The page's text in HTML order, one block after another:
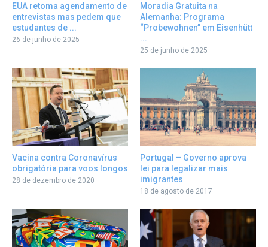
EUA retoma agendamento de
entrevistas mas pedem que
estudantes de ...
26 de junho de 2025
Moradia Gratuita na
Alemanha: Programa
“Probewohnen” em Eisenhütt
...
25 de junho de 2025
Vacina contra Coronavírus
obrigatória para voos longos
28 de dezembro de 2020
Portugal – Governo aprova
lei para legalizar mais
imigrantes
18 de agosto de 2017